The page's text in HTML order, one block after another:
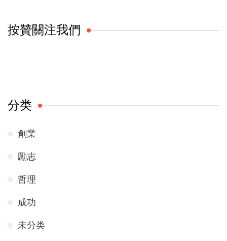
按贊關注我們
分类
創業
勵志
哲理
成功
未分类